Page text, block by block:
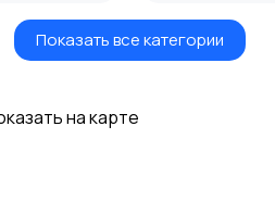
Показать все категории
на карте